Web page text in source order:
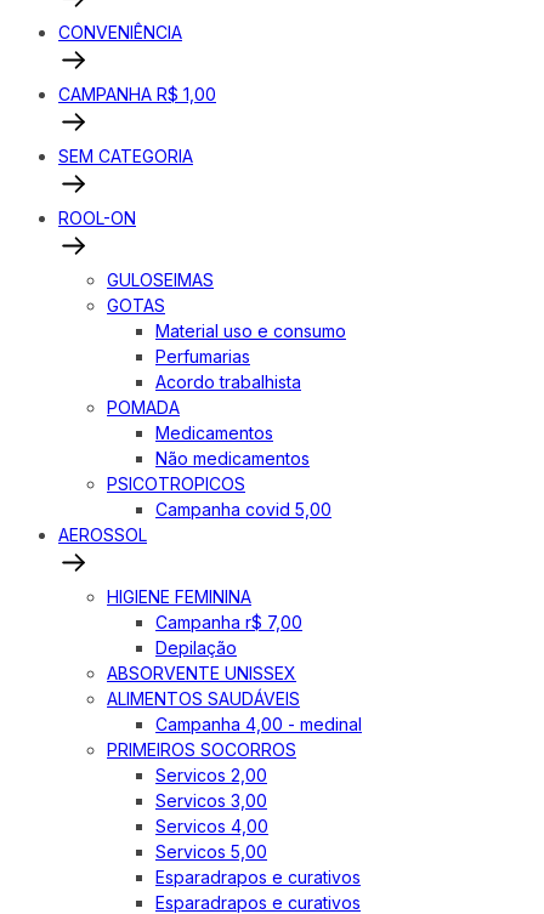
CONVENIÊNCIA
CAMPANHA R$ 1,00
SEM CATEGORIA
ROOL-ON
GULOSEIMAS
GOTAS
Material uso e consumo
Perfumarias
Acordo trabalhista
POMADA
Medicamentos
Não medicamentos
PSICOTROPICOS
Campanha covid 5,00
AEROSSOL
HIGIENE FEMININA
Campanha r$ 7,00
Depilação
ABSORVENTE UNISSEX
ALIMENTOS SAUDÁVEIS
Campanha 4,00 - medinal
PRIMEIROS SOCORROS
Servicos 2,00
Servicos 3,00
Servicos 4,00
Servicos 5,00
Esparadrapos e curativos
Esparadrapos e curativos